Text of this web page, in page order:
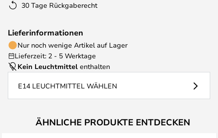
30 Tage Rückgaberecht
Lieferinformationen
Nur noch wenige Artikel auf Lager
Lieferzeit: 2 - 5 Werktage
Kein Leuchtmittel enthalten
E14 LEUCHTMITTEL WÄHLEN
ÄHNLICHE PRODUKTE ENTDECKEN